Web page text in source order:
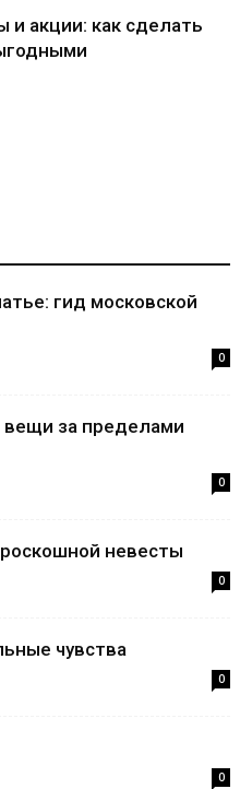
и акции: как сделать
гид московской
0
вещи за пределами
0
невесты
0
чувства
0
0